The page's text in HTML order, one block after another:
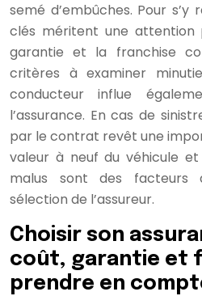
semé d’embûches. Pour
clés méritent une attention
garantie et la franchise
critères à examiner
conducteur influe
l’assurance. En cas de
par le contrat revêt une
valeur à neuf du véhicule
malus sont des facteurs
sélection de l’assureur.
Choisir son
coût, garantie et
prendre en